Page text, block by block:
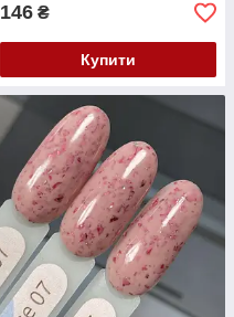
146 ₴
Купити